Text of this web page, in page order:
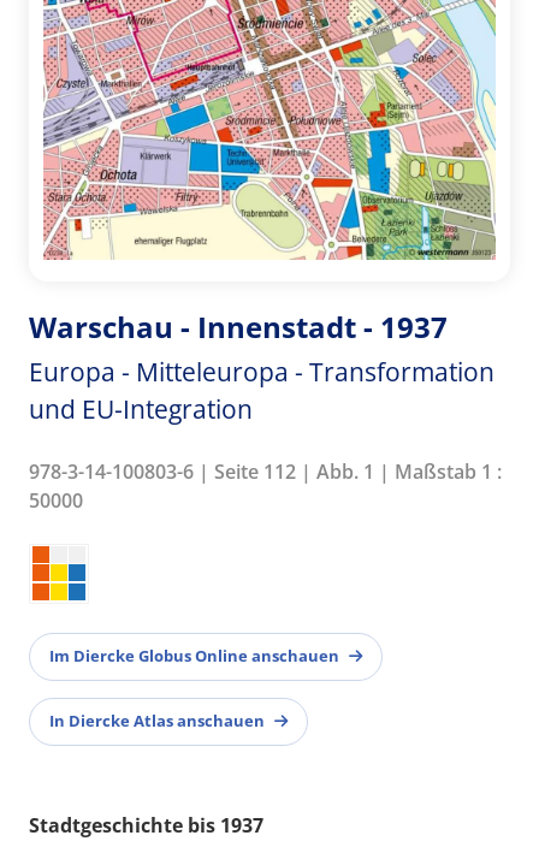
Warschau - Innenstadt - 1937
Europa - Mitteleuropa - Transformation
und EU-Integration
978-3-14-100803-6 | Seite 112 | Abb. 1 | Maßstab 1 :
50000
Im Diercke Globus Online anschauen
In Diercke Atlas anschauen
Stadtgeschichte bis 1937